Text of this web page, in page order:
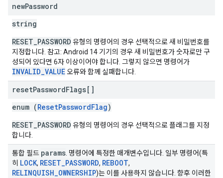
newPassword
string
RESET_PASSWORD 유형의 명령어의 경우 선택적으로 새 비밀번호를
지정합니다. 참고: Android 14 기기의 경우 새 비밀번호가 숫자로만 구
성되어 있다면 6자 이상이어야 합니다. 그렇지 않으면 명령어가
INVALID_VALUE오류와 함께 실패합니다.
resetPasswordFlags[]
enum (ResetPasswordFlag)
RESET_PASSWORD 유형의 명령어의 경우 선택적으로 플래그를 지정
합니다.
통합 필드 params . 명령어에 특정한 매개변수입니다. 일부 명령어(특
히 LOCK, RESET_PASSWORD, REBOOT,
RELINQUISH_OWNERSHIP)는 이를 사용하지 않습니다. 향후 이러한